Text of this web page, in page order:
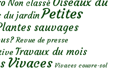
Non classé
du jardinPetites
sauvages
Revue de presse
Travaux du mois
Vivaces Vivaces couvre-sol